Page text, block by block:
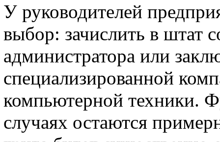
У руководителей
выбор: зачислить в штат
администратора или
специализированной
компьютерной техники.
случаях остаются